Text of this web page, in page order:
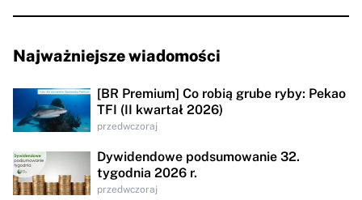
Najważniejsze wiadomości
[BR Premium] Co robią grube ryby: Pekao
TFI (II kwartał 2026)
przedwczoraj
Dywidendowe podsumowanie 32.
tygodnia 2026 r.
przedwczoraj